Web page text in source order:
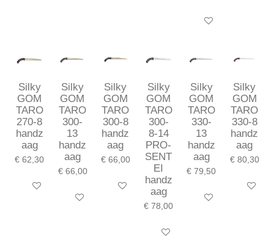
In winkelwagen
Silky
GOM
TARO
270-8
handz
aag
€ 62,30
In winkelwagen
Silky
GOM
TARO
300-
13
handz
aag
€ 66,00
In winkelwagen
Silky
GOM
TARO
300-8
handz
aag
€ 66,00
In winkelwagen
Silky
GOM
TARO
300-
8-14
PRO-
SENT
EI
handz
aag
€ 78,00
In winkelwagen
Silky
GOM
TARO
330-
13
handz
aag
€ 79,50
In winkelwagen
Silky
GOM
TARO
330-8
handz
aag
€ 80,30
In